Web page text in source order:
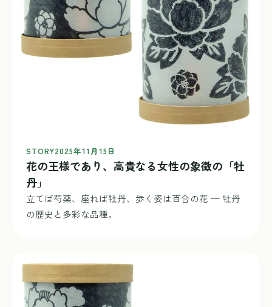
STORY2025年11月15日
花の王様であり、高貴なる女性の象徴の「牡
丹」
立てば芍薬、座れば牡丹、歩く姿は百合の花 — 牡丹
の歴史と多彩な品種。